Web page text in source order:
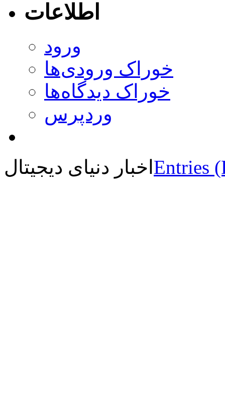
اطلاعات
ورود
خوراک ورودی‌ها
خوراک دیدگاه‌ها
وردپرس
اخبار دنیای دیجیتال Entries